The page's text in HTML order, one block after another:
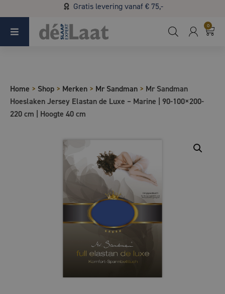
Gratis levering vanaf € 75,-
Koopzondag 29 maart in Bladel van 13.00 - 17.00
0
Home > Shop > Merken > Mr Sandman > Mr Sandman
Hoeslaken Jersey Elastan de Luxe – Marine | 90-100×200-
220 cm | Hoogte 40 cm